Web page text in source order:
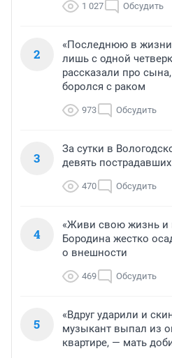
1 027 Обсудить
2
«Последнюю в жизни
лишь с одной
рассказали про
боролся с раком
973 Обсудить
3
За сутки в
девять пострадавших
470 Обсудить
4
«Живи свою жизнь и
Бородина жестко
о внешности
469 Обсудить
5
«Вдруг ударили и
музыкант выпал из
квартире, — мать